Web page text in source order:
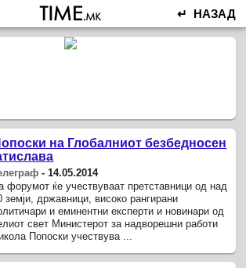
↵ НАЗАД
на Глобалниот безбедносен
- 14.05.2014
форумот ќе учествуваат претставници од над
земји, државници, високо рангирани
и еминентни експерти и новинари од
свет Министерот за надворешни работи
Попоски учествува ...